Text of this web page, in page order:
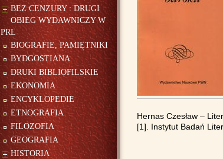
BEZ CENZURY : DRUGI
OBIEG WYDAWNICZY W
PRL
BIOGRAFIE, PAMIĘTNIKI
BYDGOSTIANA
DRUKI BIBLIOFILSKIE
EKONOMIA
ENCYKLOPEDIE
ETNOGRAFIA
FILOZOFIA
GEOGRAFIA
HISTORIA
Hernas Czesław –
[1]. Instytut Badań